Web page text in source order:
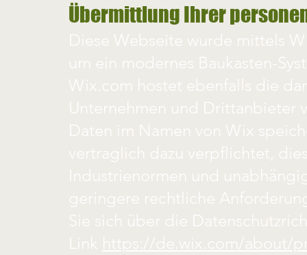
Übermittlung Ihrer
Diese Webseite wurde mittels
um ein modernes Baukasten-
Wix.com hostet ebenfalls die
Unternehmen und Drittanbieter
Daten im Namen von Wix
vertraglich dazu verpflichtet,
Industrienormen und
geringere rechtliche
Sie sich über die
Link https://de.wix.com/about/